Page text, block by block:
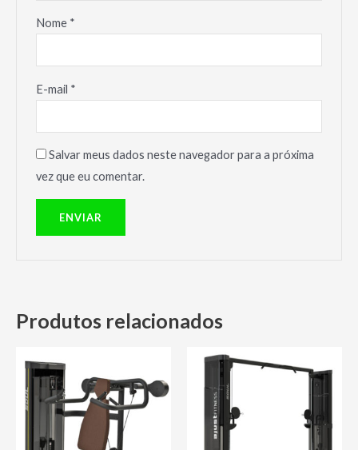
Nome *
E-mail *
Salvar meus dados neste navegador para a próxima
vez que eu comentar.
Produtos relacionados